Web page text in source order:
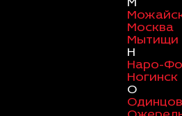
М
Москва
Мытищи
Н
Наро-
Ногинск
О